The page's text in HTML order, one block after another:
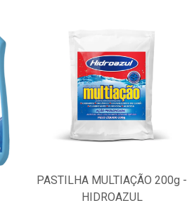
PASTILHA MULTIAÇÃO 200g -
HIDROAZUL